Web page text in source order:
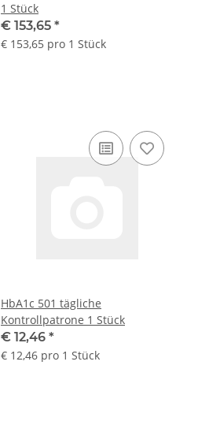
1 Stück
€ 153,65 *
€ 153,65 pro 1 Stück
HbA1c 501 tägliche
Kontrollpatrone 1 Stück
€ 12,46 *
€ 12,46 pro 1 Stück